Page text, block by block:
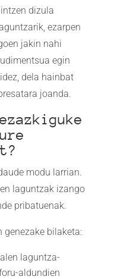
dizula
ezarpen
jakin nahi
egin
dela hainbat
joanda.
modu larrian.
laguntzak izango
pribatuenak.
genezake bilaketa:
laguntza-
aldundien